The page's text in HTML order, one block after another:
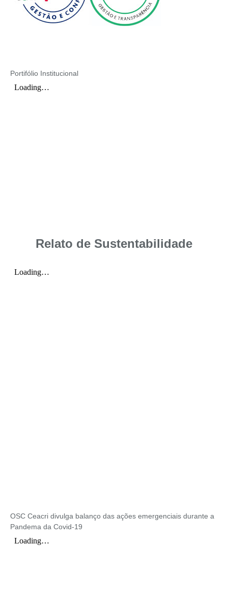
Portifólio Institucional
Relato de Sustentabilidade
OSC Ceacri divulga balanço das ações emergenciais durante a
Pandema da Covid-19